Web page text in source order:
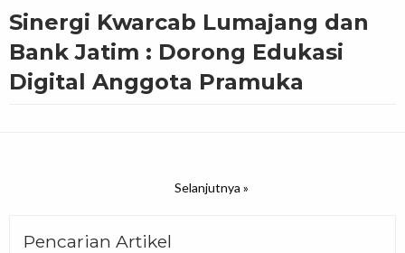
Sinergi Kwarcab Lumajang dan
Bank Jatim : Dorong Edukasi
Digital Anggota Pramuka
Selanjutnya »
Pencarian Artikel